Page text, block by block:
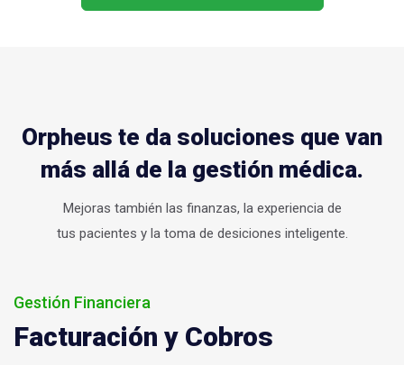
Orpheus te da soluciones que van
más allá de la gestión médica.
Mejoras también las finanzas, la experiencia de
tus pacientes y la toma de desiciones inteligente.
Gestión Financiera
Facturación y Cobros